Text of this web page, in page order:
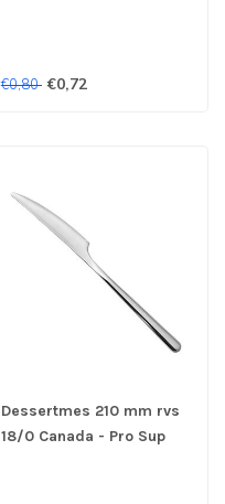
€0,80 €0,72
Dessertmes 210 mm rvs
18/0 Canada - Pro Sup